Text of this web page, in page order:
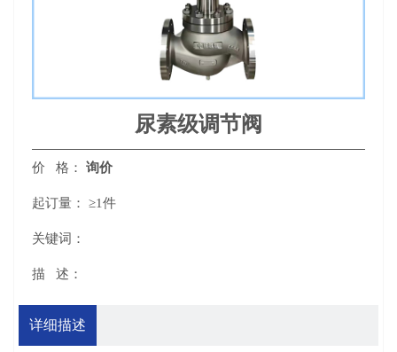
尿素级调节阀
价 格： 询价
起订量： ≥1件
关键词：
描 述：
详细描述